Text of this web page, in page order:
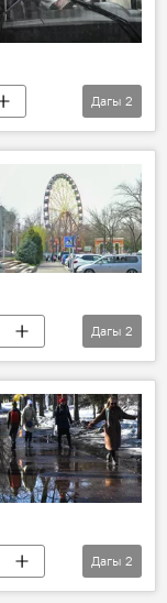
Дагы 2
Дагы 2
Дагы 2